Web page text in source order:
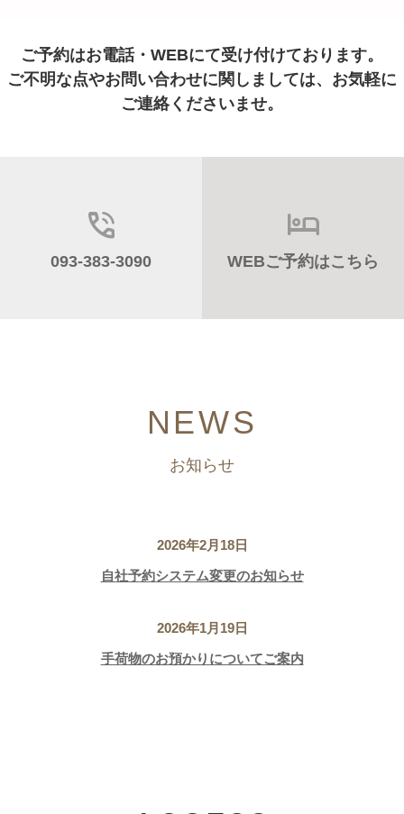
ご予約はお電話・WEBにて受け付けております。
ご不明な点やお問い合わせに関しましては、お気軽に
ご連絡くださいませ。
093-383-3090 WEBご予約はこちら
NEWS
お知らせ
2026年2月18日
自社予約システム変更のお知らせ
2026年1月19日
手荷物のお預かりについてご案内